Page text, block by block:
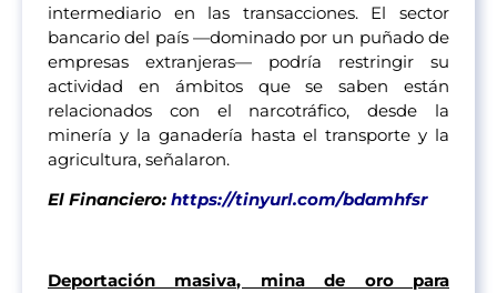
intermediario en las transacciones. El sector
bancario del país —dominado por un puñado de
empresas extranjeras— podría restringir su
actividad en ámbitos que se saben están
relacionados con el narcotráfico, desde la
minería y la ganadería hasta el transporte y la
agricultura, señalaron.
El Financiero: https://tinyurl.com/bdamhfsr
Deportación masiva, mina de oro para